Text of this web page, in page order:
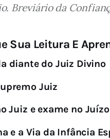
Breviário da
Sua Leitura E
diante do Juiz Divino
Juiz
Juiz e exame no
e a Via da Infância